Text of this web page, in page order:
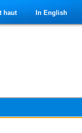
haut In English